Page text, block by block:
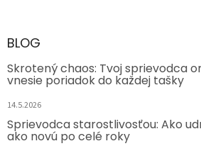
BLOG
Skrotený chaos: Tvoj sprievodca
vnesie poriadok do každej tašky
14.5.2026
Sprievodca starostlivosťou: Ako
ako novú po celé roky